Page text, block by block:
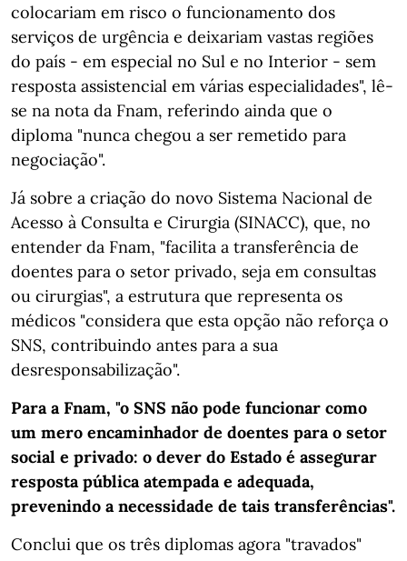
colocariam em risco o funcionamento dos
serviços de urgência e deixariam vastas regiões
do país - em especial no Sul e no Interior - sem
resposta assistencial em várias especialidades", lê-
se na nota da Fnam, referindo ainda que o
diploma "nunca chegou a ser remetido para
negociação".
Já sobre a criação do novo Sistema Nacional de
Acesso à Consulta e Cirurgia (SINACC), que, no
entender da Fnam, "facilita a transferência de
doentes para o setor privado, seja em consultas
ou cirurgias", a estrutura que representa os
médicos "considera que esta opção não reforça o
SNS, contribuindo antes para a sua
desresponsabilização".
Para a Fnam, "o SNS não pode funcionar como
um mero encaminhador de doentes para o setor
social e privado: o dever do Estado é assegurar
resposta pública atempada e adequada,
prevenindo a necessidade de tais transferências".
Conclui que os três diplomas agora "travados"